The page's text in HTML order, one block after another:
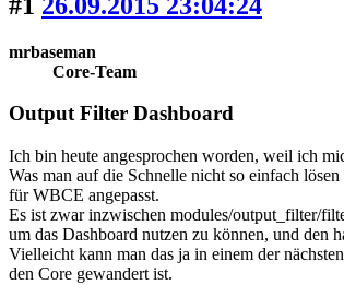
mrbaseman
Core-Team
Output Filter Dashboard
Ich bin heute angesprochen worden, weil ich
Was man auf die Schnelle nicht so einfach
für WBCE angepasst.
Es ist zwar inzwischen modules/output_filter/
um das Dashboard nutzen zu können, und den
Vielleicht kann man das ja in einem der
den Core gewandert ist.